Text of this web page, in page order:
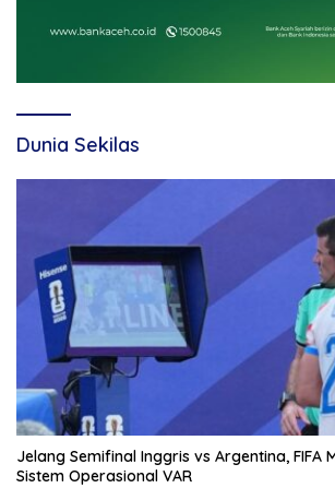
Dunia Sekilas
Jelang Semifinal Inggris vs Argentina, FIFA
Sistem Operasional VAR